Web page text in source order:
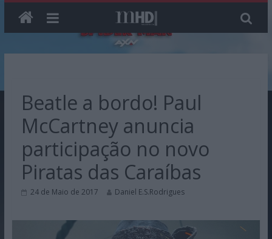
contentBeatle a bordo! Paul
McCartney anuncia
participação no novo
Piratas das Caraíbas
24 de Maio de 2017 Daniel E.S.Rodrigues